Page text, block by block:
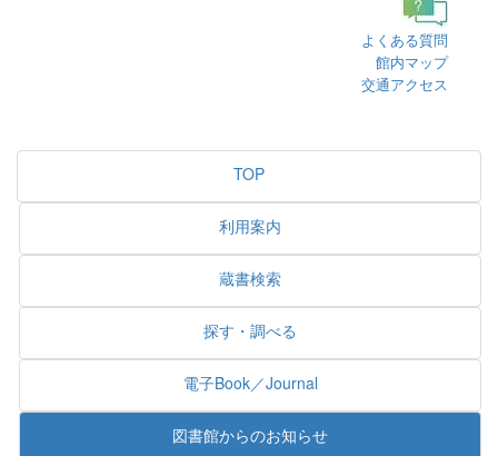
よくある質問
館内マップ
交通アクセス
TOP
利用案内
蔵書検索
探す・調べる
電子Book／Journal
図書館からのお知らせ